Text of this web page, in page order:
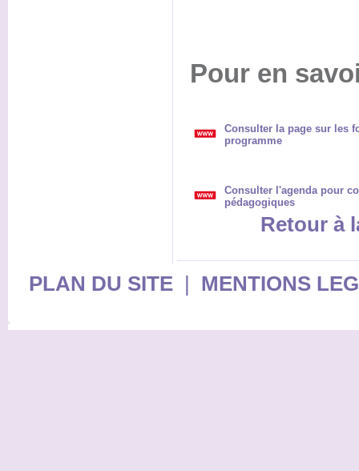
Pour en
Consulter la page sur les
programme
Consulter l'agenda pour
pédagogiques
Retour à
PLAN DU SITE| MENTIONS